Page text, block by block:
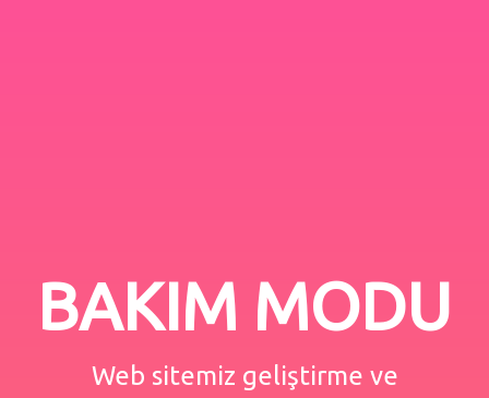
BAKIM MODU
Web sitemiz geliştirme ve